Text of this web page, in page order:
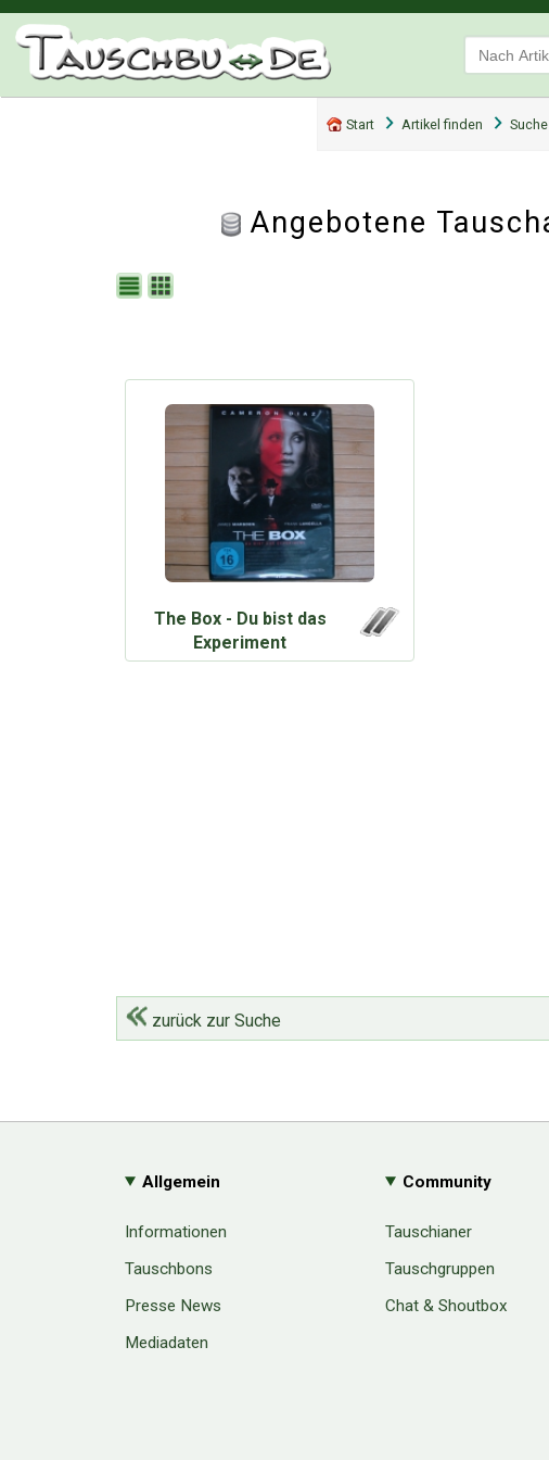
Start Artikel finden
Angebotene
The Box - Du bist das
Experiment
zurück zur Suche
Allgemein
Informationen
Tauschbons
Presse News
Mediadaten
Community
Tauschianer
Tauschgruppen
Chat & Shoutbox